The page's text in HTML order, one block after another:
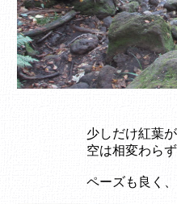
少しだけ紅葉
空は相変わら
ペーズも良く